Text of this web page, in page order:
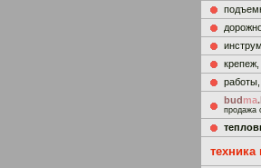
работы,
budma
продажа
техника